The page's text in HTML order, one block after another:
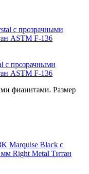
с прозрачными
ASTM F-136
фианитами. Размер